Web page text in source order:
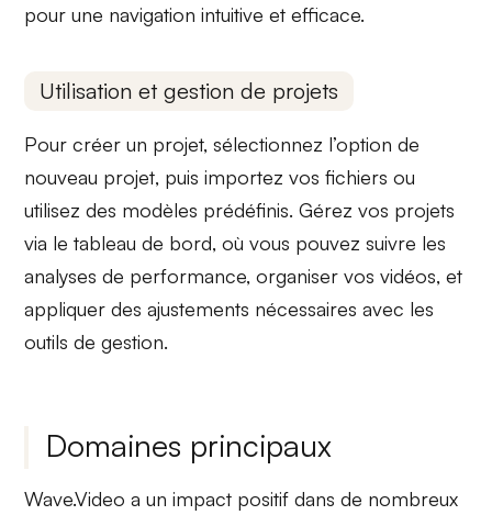
pour une navigation intuitive et efficace.
Utilisation et gestion de projets
Pour créer un projet, sélectionnez l’option de
nouveau projet, puis importez vos fichiers ou
utilisez des modèles prédéfinis. Gérez vos projets
via letableau de bord, où vous pouvez suivre les
analyses de performance, organiser vos vidéos, et
appliquer des ajustements nécessaires avec les
outils de gestion.
Domaines principaux
Wave.Video a un impact positif dans de nombreux